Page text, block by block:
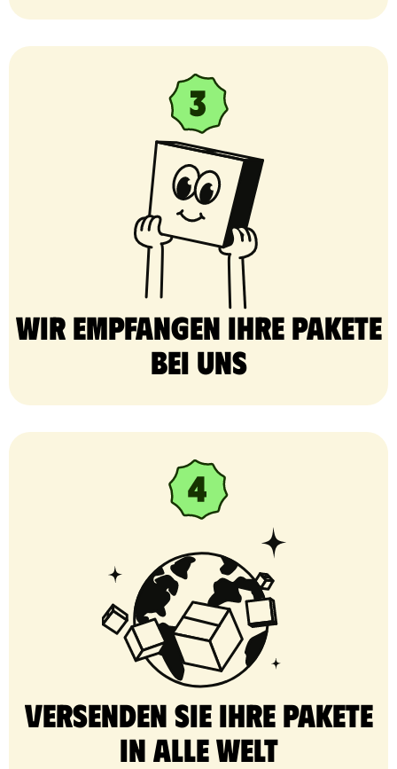
Wir empfangen Ihre Pakete
bei uns
Versenden Sie Ihre Pakete
in alle Welt